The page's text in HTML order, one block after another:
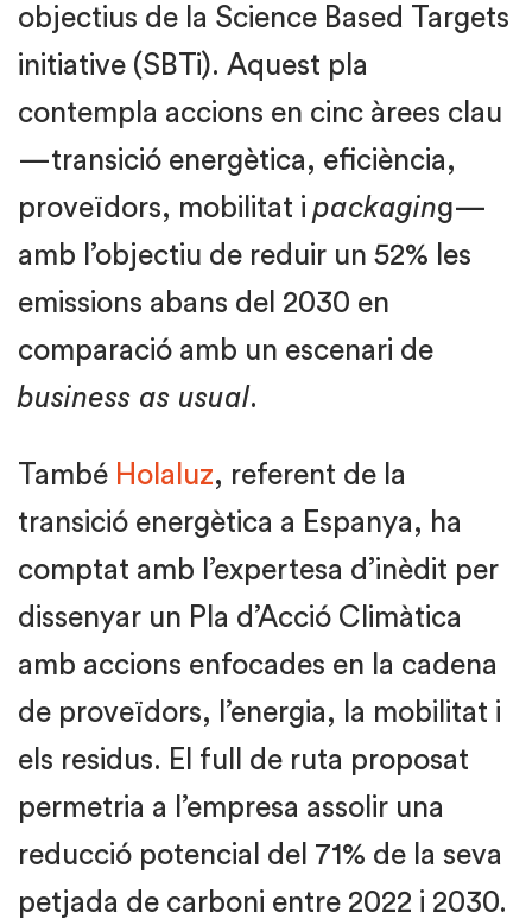
objectius de la Science Based Targets
initiative (SBTi). Aquest pla
contempla accions en cinc àrees clau
—transició energètica, eficiència,
proveïdors, mobilitat ipackaging—
amb l’objectiu de reduir un 52% les
emissions abans del 2030 en
comparació amb un escenari de
business as usual.
També Holaluz, referent de la
transició energètica a Espanya, ha
comptat amb l’expertesa d’inèdit per
dissenyar un Pla d’Acció Climàtica
amb accions enfocades en la cadena
de proveïdors, l’energia, la mobilitat i
els residus. El full de ruta proposat
permetria a l’empresa assolir una
reducció potencial del 71% de la seva
petjada de carboni entre 2022 i 2030.